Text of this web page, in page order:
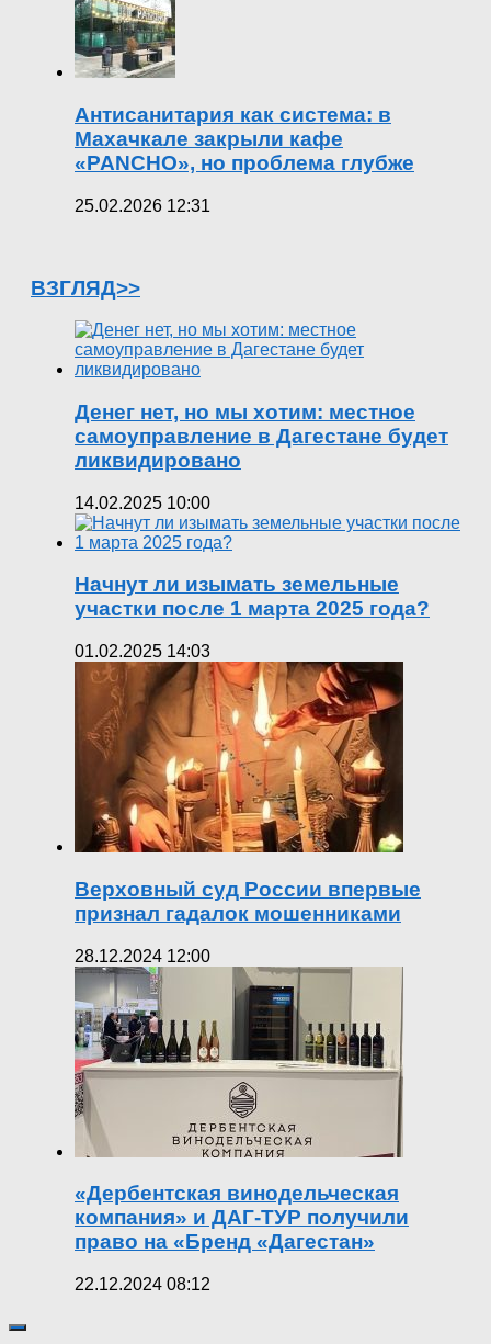
Антисанитария как система: в
Махачкале закрыли кафе
«PANCHO», но проблема глубже
25.02.2026 12:31
ВЗГЛЯД>>
Денег нет, но мы хотим: местное
самоуправление в Дагестане будет
ликвидировано
14.02.2025 10:00
Начнут ли изымать земельные
участки после 1 марта 2025 года?
01.02.2025 14:03
Верховный суд России впервые
признал гадалок мошенниками
28.12.2024 12:00
«Дербентская винодельческая
компания» и ДАГ-ТУР получили
право на «Бренд «Дагестан»
22.12.2024 08:12